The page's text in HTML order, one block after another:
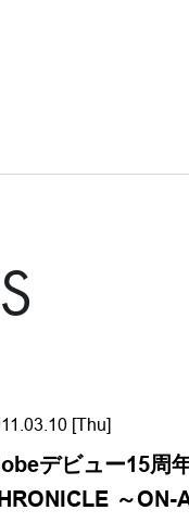
[Thu]
デビュー15周
～ON-